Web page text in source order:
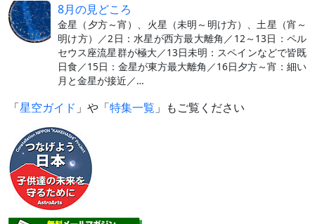
8月の見どころ
金星（夕方～宵）、火星（未明～明け方）、土星（宵～
明け方）／2日：水星が西方最大離角／12～13日：ペル
セウス座流星群が極大／13日未明：スペインなどで皆既
日食／15日：金星が東方最大離角／16日夕方～宵：細い
月と金星が接近／…
「星空ガイド 」や「特集一覧 」もご覧ください